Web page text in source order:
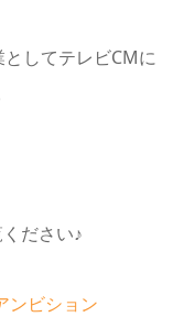
してテレビCMに
ださい♪
ンビション